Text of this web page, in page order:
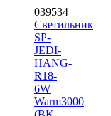
039534
Светильник
SP-
JEDI-
HANG-
R18-
6W
Warm3000